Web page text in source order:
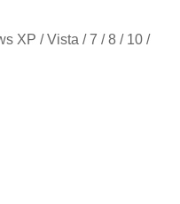
XP / Vista / 7 / 8 / 10 /